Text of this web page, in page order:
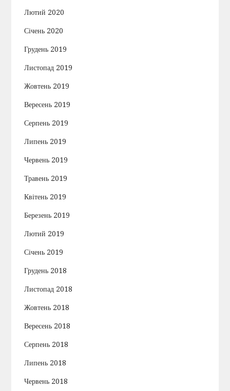
Лютий 2020
Січень 2020
Грудень 2019
Листопад 2019
Жовтень 2019
Вересень 2019
Серпень 2019
Липень 2019
Червень 2019
Травень 2019
Квітень 2019
Березень 2019
Лютий 2019
Січень 2019
Грудень 2018
Листопад 2018
Жовтень 2018
Вересень 2018
Серпень 2018
Липень 2018
Червень 2018